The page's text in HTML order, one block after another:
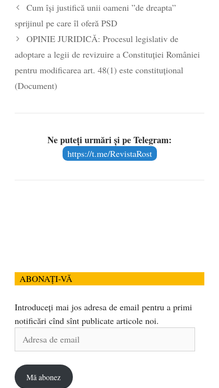
Cum își justifică unii oameni ”de dreapta”
sprijinul pe care îl oferă PSD
OPINIE JURIDICĂ: Procesul legislativ de
adoptare a legii de revizuire a Constituției României
pentru modificarea art. 48(1) este constituțional
(Document)
Ne puteți urmări și pe Telegram:
https://t.me/RevistaRost
ABONAȚI-VĂ
Introduceți mai jos adresa de email pentru a primi
notificări cînd sînt publicate articole noi.
Adresa
Mă abonez